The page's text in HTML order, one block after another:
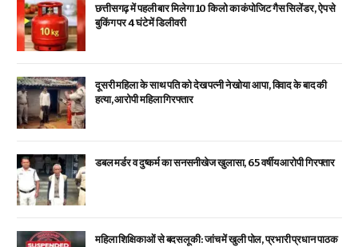
छत्तीसगढ़ में पहली बार मिलेगा 10 किलो का कंपोजिट गैस सिलेंडर, ऐप से
बुकिंग पर 4 घंटे में डिलीवरी
दूसरी महिला के साथ पति को देख पत्नी ने खोया आपा, विवाद के बाद की
हत्या, आरोपी महिला गिरफ्तार
डबल मर्डर व दुष्कर्म का सनसनीखेज खुलासा, 65 वर्षीय आरोपी गिरफ्तार
महिला शिक्षिकाओं से बदसलूकी: जांच में खुली पोल, प्रभारी प्रधान पाठक